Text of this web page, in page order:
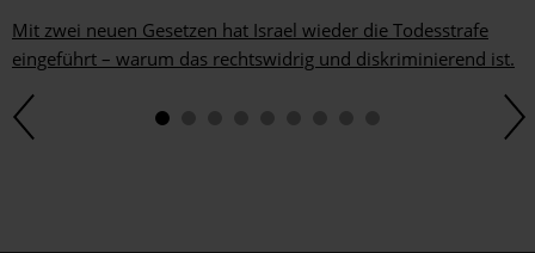
Mit zwei neuen Gesetzen hat Israel wieder die Todesstrafe
eingeführt – warum das rechtswidrig und diskriminierend ist.